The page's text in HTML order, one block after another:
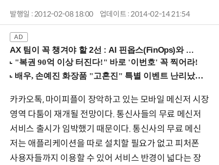
발행일 : 2012-02-08 18:00 업데이트 : 2014-02-14 21:54
AX 팀이 꼭 챙겨야 할 2선 : AI 핀옵스(FinOps)와 토큰 거버넌스 (8/21 잠실역)
카카오톡, 마이피플이 장악하고 있는 모바일 메신저 시장
영역 다툼이 재개될 전망이다. 통신사들의 무료 메신저
서비스 출시가 임박했기 때문이다. 통신사의 무료 메신
저는 애플리케이션을 따로 설치할 필요가 없고 피처폰
사용자들까지 이용할 수 있어 서비스 반경이 넓다는 장